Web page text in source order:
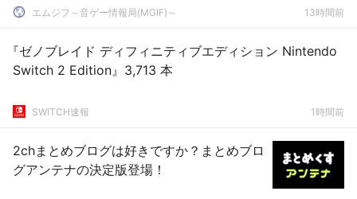
Memories」が登場！！
エムジフ～音ゲー情報局(MGIF)～ 13時間前
『ゼノブレイド ディフィニティブエディション Nintendo
Switch 2 Edition』3,713 本
SWITCH速報 1時間前
2chまとめブログは好きですか？まとめブロ
グアンテナの決定版登場！